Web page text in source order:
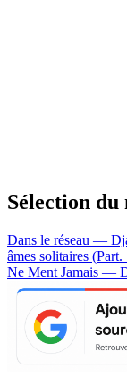
Sélection du
Dans le réseau —
âmes solitaires
Ne Ment Jamais —